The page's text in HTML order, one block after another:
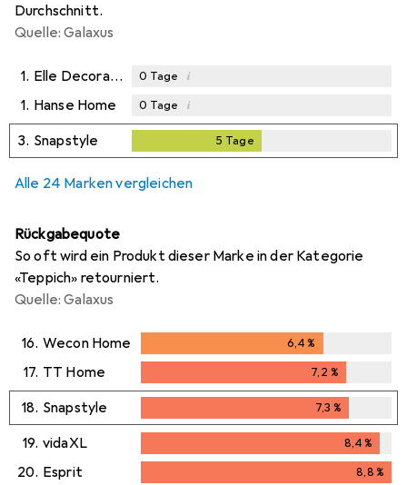
Durchschnitt.
Quelle: Galaxus
1. Elle Decoration 0 Tage i
1. Hanse Home 0 Tage i
3. Snapstyle 5 Tage
Alle 24 Marken vergleichen
Rückgabequote
So oft wird ein Produkt dieser Marke in der Kategorie
«Teppich» retourniert.
Quelle: Galaxus
16. Wecon Home 6,4%
17. TT Home 7,2 %
18. Snapstyle 7,3 %
19. vidaXL 8,4%
8,4%
20. Esprit 8,8%